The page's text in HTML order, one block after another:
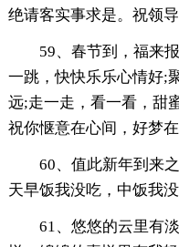
绝请客实事求是。祝领
59、春节到，福来
一跳，快快乐乐心情好;
远;走一走，看一看，甜
祝你惬意在心间，好梦
60、值此新年到来
天早饭我没吃，中饭我
61、悠悠的云里有